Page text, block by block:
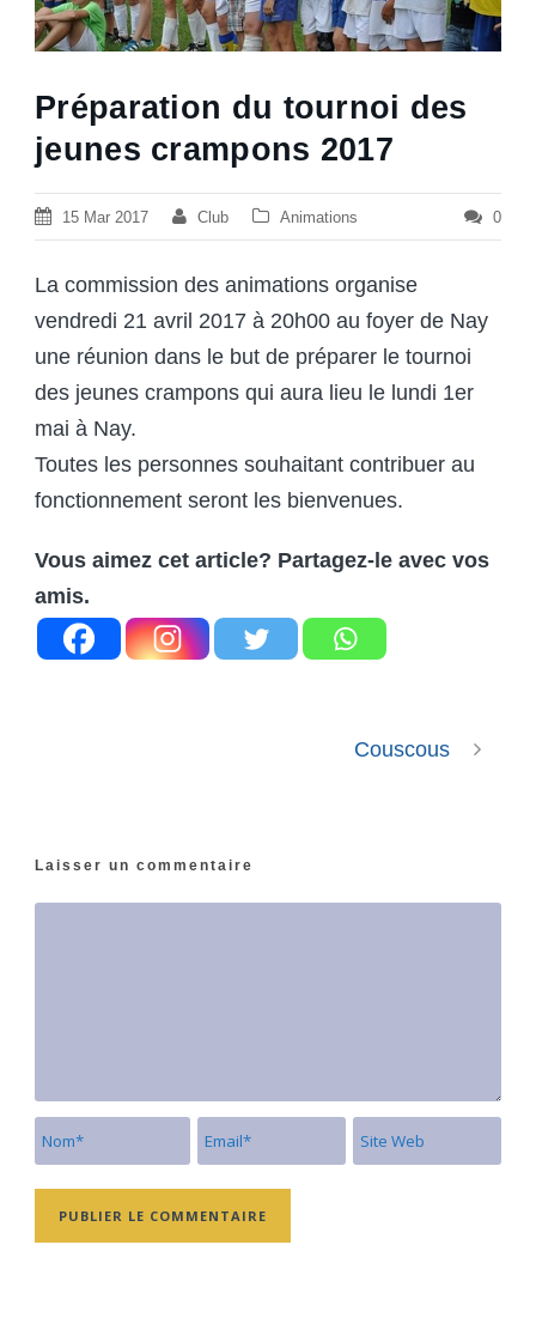
Préparation du tournoi des
jeunes crampons 2017
15 Mar 2017 Club Animations 0
La commission des animations organise
vendredi 21 avril 2017 à 20h00 au foyer de Nay
une réunion dans le but de préparer le tournoi
des jeunes crampons qui aura lieu le lundi 1er
mai à Nay.
Toutes les personnes souhaitant contribuer au
fonctionnement seront les bienvenues.
Vous aimez cet article? Partagez-le avec vos
amis.
Couscous
Laisser un commentaire